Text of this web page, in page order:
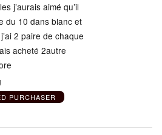
j’aurais aimé qu’il
du 10 dans blanc et
2 paire de chaque
acheté 2autre
PURCHASER